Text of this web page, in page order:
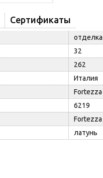
Сертификаты
отделка
32
262
Италия
Fortezza
6219
Fortezza
латунь